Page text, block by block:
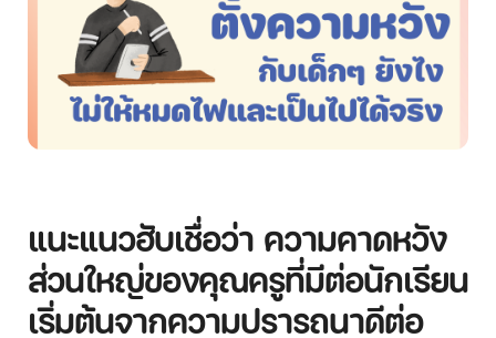
แนะแนวฮับเชื่อว่า ความคาดหวัง
ส่วนใหญ่ของคุณครูที่มีต่อนักเรียน
เริ่มต้นจากความปรารถนาดีต่อ